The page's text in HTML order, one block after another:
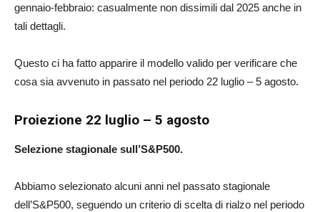
gennaio-febbraio: casualmente non dissimili dal 2025 anche in
tali dettagli.
Questo ci ha fatto apparire il modello valido per verificare che
cosa sia avvenuto in passato nel periodo 22 luglio – 5 agosto.
Proiezione 22 luglio – 5 agosto
Selezione stagionale sull’S&P500.
Abbiamo selezionato alcuni anni nel passato stagionale
dell’S&P500, seguendo un criterio di scelta di rialzo nel periodo